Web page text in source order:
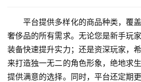
平台提供多样化的商品种类，覆
奢侈品的所有需求。无论您是新手玩
装备快速提升实力；还是资深玩家，
来打造独一无二的角色形象，绝地求
提供满意的选择。同时，平台还定期